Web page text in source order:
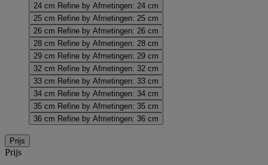
24 cm Refine by Afmetingen: 24 cm
25 cm Refine by Afmetingen: 25 cm
26 cm Refine by Afmetingen: 26 cm
28 cm Refine by Afmetingen: 28 cm
29 cm Refine by Afmetingen: 29 cm
32 cm Refine by Afmetingen: 32 cm
33 cm Refine by Afmetingen: 33 cm
34 cm Refine by Afmetingen: 34 cm
35 cm Refine by Afmetingen: 35 cm
36 cm Refine by Afmetingen: 36 cm
Prijs
Prijs